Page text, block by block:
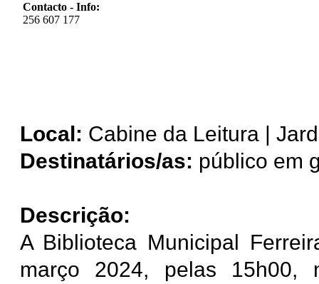
Contacto - Info:
256 607 177
Local: Cabine da Leitura |
Destinatários/as: público em
Descrição:
A Biblioteca Municipal
março 2024, pelas 15h00,